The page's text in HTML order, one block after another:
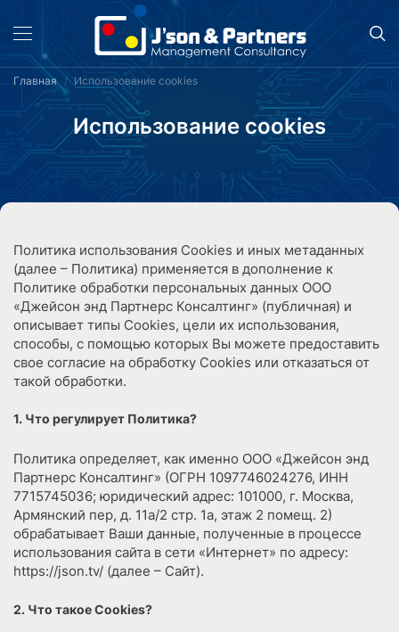
Главная Использование cookies
Использование cookies
Политика использования Cookies и иных метаданных
(далее – Политика) применяется в дополнение к
Политике обработки персональных данных ООО
«Джейсон энд Партнерс Консалтинг» (публичная) и
описывает типы Cookies, цели их использования,
способы, с помощью которых Вы можете предоставить
свое согласие на обработку Cookies или отказаться от
такой обработки.
1. Что регулирует Политика?
Политика определяет, как именно ООО «Джейсон энд
Партнерс Консалтинг» (ОГРН 1097746024276, ИНН
7715745036; юридический адрес: 101000, г. Москва,
Армянский пер, д. 11а/2 стр. 1а, этаж 2 помещ. 2)
обрабатывает Ваши данные, полученные в процессе
использования сайта в сети «Интернет» по адресу:
https://json.tv/ (далее – Сайт).
2. Что такое Cookies?